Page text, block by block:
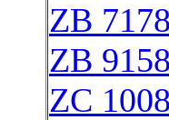
ZB
ZB
ZC